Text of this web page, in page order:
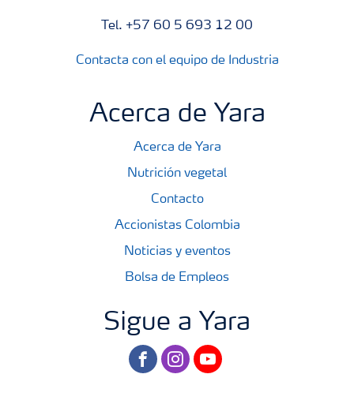
Tel. +57 60 5 693 12 00
Contacta con el equipo de Industria
Acerca de Yara
Acerca de Yara
Nutrición vegetal
Contacto
Accionistas Colombia
Noticias y eventos
Bolsa de Empleos
Sigue a Yara
facebookinstagram
youtube